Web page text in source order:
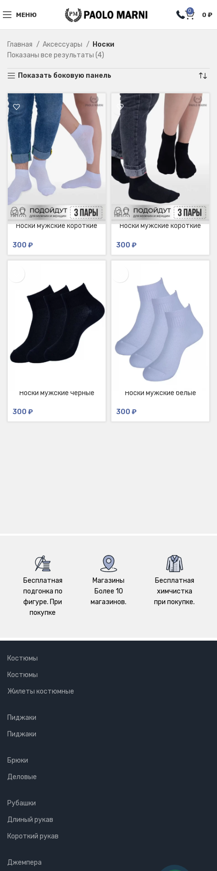
МЕНЮ
0
0 ₽
Главная Аксессуары
Носки
Показаны все результаты (4)
Показать боковую панель
Носки мужские короткие
300 ₽
Носки мужские короткие
300 ₽
Носки мужские черные
300 ₽
Носки мужские белые
300 ₽
Бесплатная
подгонка по
фигуре. При
покупке
Магазины
Более 10
магазинов.
Бесплатная
химчистка
при покупке.
Костюмы
Костюмы
Жилеты костюмные
Пиджаки
Пиджаки
Брюки
Деловые
Рубашки
Длиный рукав
Короткий рукав
Джемпера